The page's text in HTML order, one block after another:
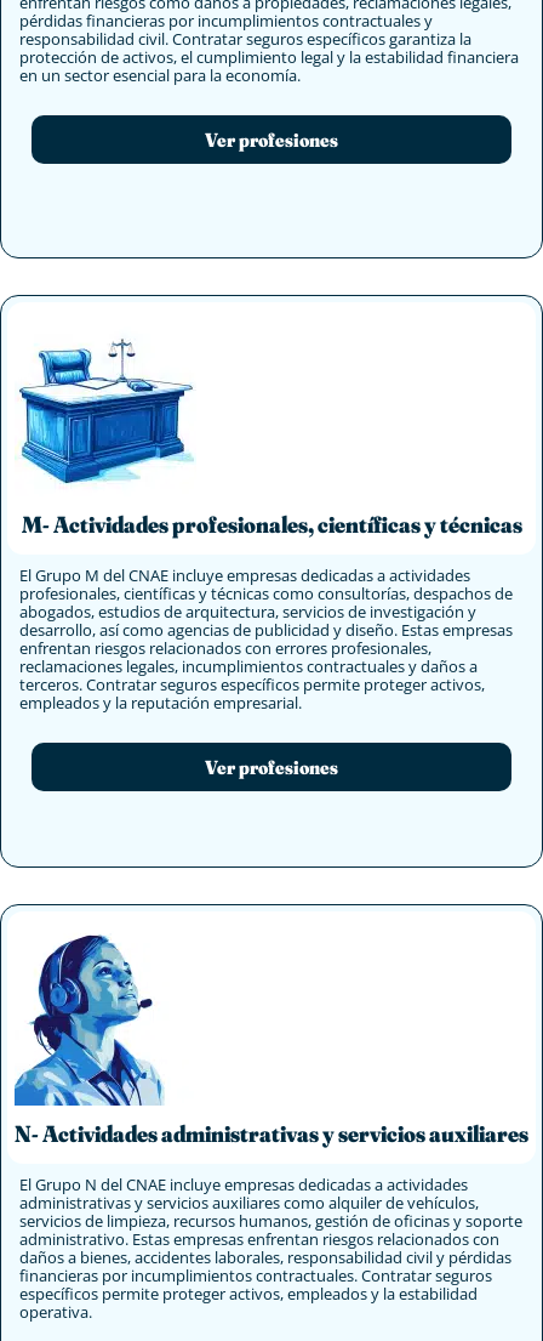
pérdidas financieras por incumplimientos contractuales y
responsabilidad civil. Contratar seguros específicos garantiza la
protección de activos, el cumplimiento legal y la estabilidad financiera
en un sector esencial para la economía.
Ver profesiones
M- Actividades profesionales, científicas y técnicas
El Grupo M del CNAE incluye empresas dedicadas a actividades
profesionales, científicas y técnicas como consultorías, despachos de
abogados, estudios de arquitectura, servicios de investigación y
desarrollo, así como agencias de publicidad y diseño. Estas empresas
enfrentan riesgos relacionados con errores profesionales,
reclamaciones legales, incumplimientos contractuales y daños a
terceros. Contratar seguros específicos permite proteger activos,
empleados y la reputación empresarial.
Ver profesiones
N- Actividades administrativas y servicios auxiliares
El Grupo N del CNAE incluye empresas dedicadas a actividades
administrativas y servicios auxiliares como alquiler de vehículos,
servicios de limpieza, recursos humanos, gestión de oficinas y soporte
administrativo. Estas empresas enfrentan riesgos relacionados con
daños a bienes, accidentes laborales, responsabilidad civil y pérdidas
financieras por incumplimientos contractuales. Contratar seguros
específicos permite proteger activos, empleados y la estabilidad
operativa.